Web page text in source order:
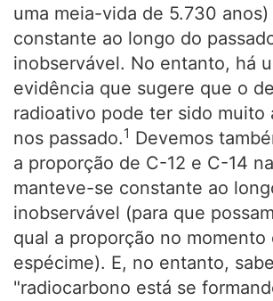
uma meia-vida de 5.730
constante ao longo do
inobservável. No entanto, há
evidência que sugere que o
radioativo pode ter sido muito
nos passado.1 Devemos
a proporção de C-12 e C-14
manteve-se constante ao
inobservável (para que
qual a proporção no momento
espécime). E, no entanto,
"radiocarbono está se